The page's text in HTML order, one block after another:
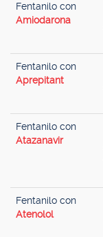
Fentanilo con
Amiodarona
Fentanilo con
Aprepitant
Fentanilo con
Atazanavir
Fentanilo con
Atenolol